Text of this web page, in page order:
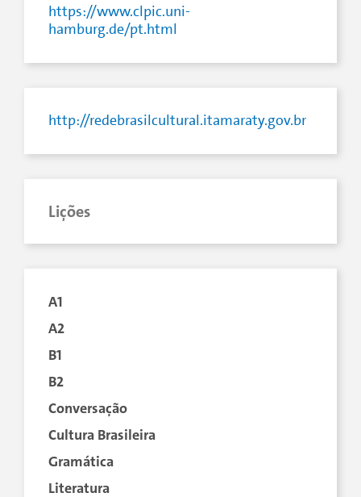
https://www.clpic.uni-
hamburg.de/pt.html
http://redebrasilcultural.itamaraty.gov.br
Lições
A1
A2
B1
B2
Conversação
Cultura Brasileira
Gramática
Literatura